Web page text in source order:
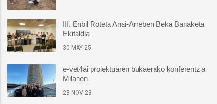
III. Enbil Roteta Anai-Arreben Beka Banaketa
Ekitaldia
30 MAY 25
e-vet4ai proiektuaren bukaerako konferentzia
Milanen
23 NOV 23